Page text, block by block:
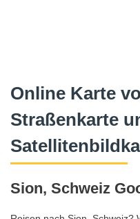
Online Karte
Straßenkarte
Sion, Schweiz